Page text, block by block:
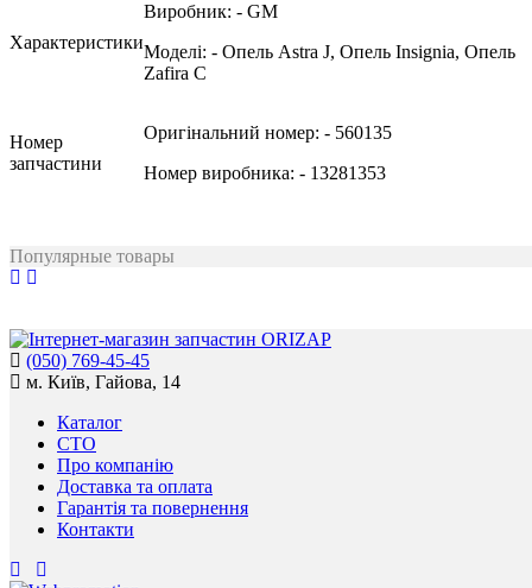
Характеристики
Виробник: - GM
Моделі: - Опель Astra J, Опель Insignia, Опель
Zafira C
Номер
запчастини
Оригінальний номер: - 560135
Номер виробника: - 13281353
Популярные товары
(050) 769-45-45
м. Київ, Гайова, 14
Каталог
СТО
Про компанію
Доставка та оплата
Гарантія та повернення
Контакти